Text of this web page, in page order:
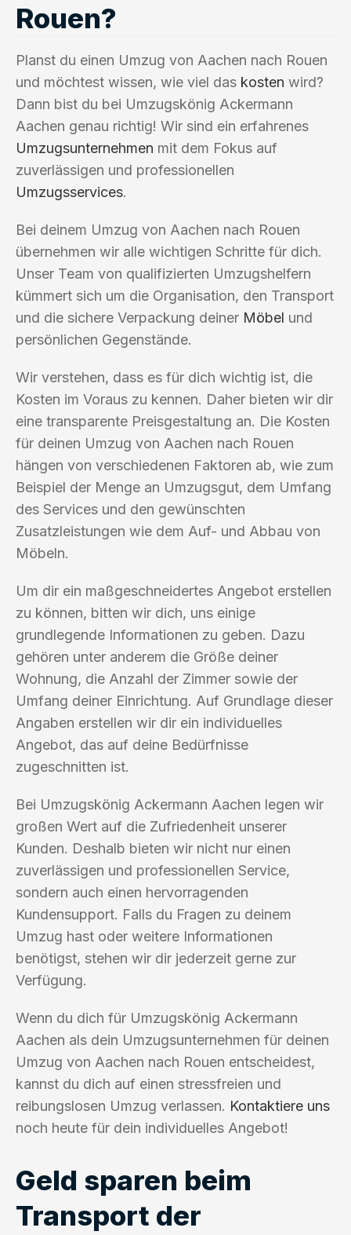
Rouen?
Planst du einen Umzug von Aachen nach Rouen
und möchtest wissen, wie viel das kosten wird?
Dann bist du bei Umzugskönig Ackermann
Aachen genau richtig! Wir sind ein erfahrenes
Umzugsunternehmen mit dem Fokus auf
zuverlässigen und professionellen
Umzugsservices.
Bei deinem Umzug von Aachen nach Rouen
übernehmen wir alle wichtigen Schritte für dich.
Unser Team von qualifizierten Umzugshelfern
kümmert sich um die Organisation, den Transport
und die sichere Verpackung deiner Möbel und
persönlichen Gegenstände.
Wir verstehen, dass es für dich wichtig ist, die
Kosten im Voraus zu kennen. Daher bieten wir dir
eine transparente Preisgestaltung an. Die Kosten
für deinen Umzug von Aachen nach Rouen
hängen von verschiedenen Faktoren ab, wie zum
Beispiel der Menge an Umzugsgut, dem Umfang
des Services und den gewünschten
Zusatzleistungen wie dem Auf- und Abbau von
Möbeln.
Um dir ein maßgeschneidertes Angebot erstellen
zu können, bitten wir dich, uns einige
grundlegende Informationen zu geben. Dazu
gehören unter anderem die Größe deiner
Wohnung, die Anzahl der Zimmer sowie der
Umfang deiner Einrichtung. Auf Grundlage dieser
Angaben erstellen wir dir ein individuelles
Angebot, das auf deine Bedürfnisse
zugeschnitten ist.
Bei Umzugskönig Ackermann Aachen legen wir
großen Wert auf die Zufriedenheit unserer
Kunden. Deshalb bieten wir nicht nur einen
zuverlässigen und professionellen Service,
sondern auch einen hervorragenden
Kundensupport. Falls du Fragen zu deinem
Umzug hast oder weitere Informationen
benötigst, stehen wir dir jederzeit gerne zur
Verfügung.
Wenn du dich für Umzugskönig Ackermann
Aachen als dein Umzugsunternehmen für deinen
Umzug von Aachen nach Rouen entscheidest,
kannst du dich auf einen stressfreien und
reibungslosen Umzug verlassen. Kontaktiere uns
noch heute für dein individuelles Angebot!
Geld sparen beim
Transport der